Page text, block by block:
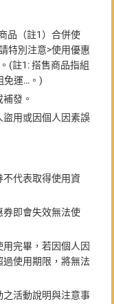
品（註1）合併使
特別注意>使用優惠
(註1: 搭售商品指組
免運…。)
發。
用或因個人因素誤
不代表取得使用資
券即會失效無法使
完畢，若因個人因
使用期限，將無法
之活動說明與注意事